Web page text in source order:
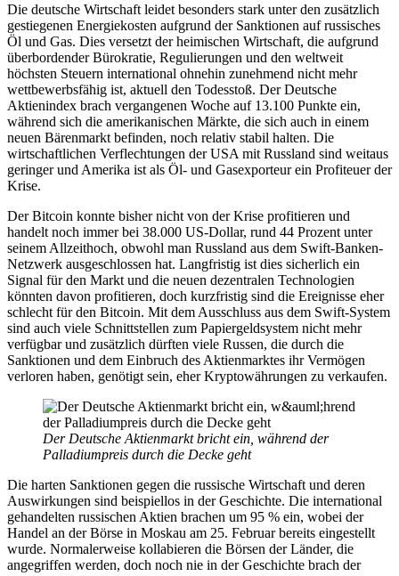
Die deutsche Wirtschaft leidet besonders stark unter den zusätzlich
gestiegenen Energiekosten aufgrund der Sanktionen auf russisches
Öl und Gas. Dies versetzt der heimischen Wirtschaft, die aufgrund
überbordender Bürokratie, Regulierungen und den weltweit
höchsten Steuern international ohnehin zunehmend nicht mehr
wettbewerbsfähig ist, aktuell den Todesstoß. Der Deutsche
Aktienindex brach vergangenen Woche auf 13.100 Punkte ein,
während sich die amerikanischen Märkte, die sich auch in einem
neuen Bärenmarkt befinden, noch relativ stabil halten. Die
wirtschaftlichen Verflechtungen der USA mit Russland sind weitaus
geringer und Amerika ist als Öl- und Gasexporteur ein Profiteuer der
Krise.
Der Bitcoin konnte bisher nicht von der Krise profitieren und
handelt noch immer bei 38.000 US-Dollar, rund 44 Prozent unter
seinem Allzeithoch, obwohl man Russland aus dem Swift-Banken-
Netzwerk ausgeschlossen hat. Langfristig ist dies sicherlich ein
Signal für den Markt und die neuen dezentralen Technologien
könnten davon profitieren, doch kurzfristig sind die Ereignisse eher
schlecht für den Bitcoin. Mit dem Ausschluss aus dem Swift-System
sind auch viele Schnittstellen zum Papiergeldsystem nicht mehr
verfügbar und zusätzlich dürften viele Russen, die durch die
Sanktionen und dem Einbruch des Aktienmarktes ihr Vermögen
verloren haben, genötigt sein, eher Kryptowährungen zu verkaufen.
Der Deutsche Aktienmarkt bricht ein, während der
Palladiumpreis durch die Decke geht
Die harten Sanktionen gegen die russische Wirtschaft und deren
Auswirkungen sind beispiellos in der Geschichte. Die international
gehandelten russischen Aktien brachen um 95 % ein, wobei der
Handel an der Börse in Moskau am 25. Februar bereits eingestellt
wurde. Normalerweise kollabieren die Börsen der Länder, die
angegriffen werden, doch noch nie in der Geschichte brach der